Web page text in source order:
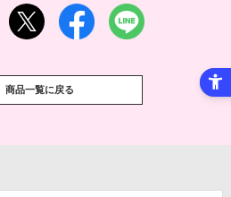
商品一覧に戻る